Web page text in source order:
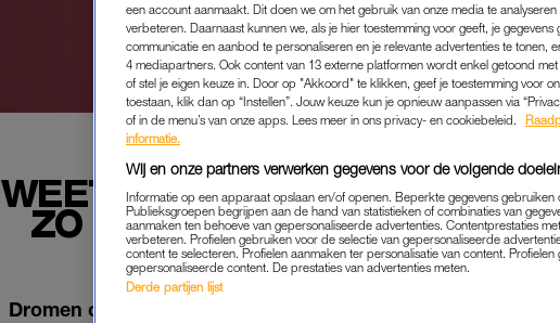
WEET JIJ HOEVEEL
ZO CHECK JE DAT (EN DAT
DAN JE
Dromen over je pensioen: grote kans dat je dat af en toe
een account aanmaakt. Dit doen we om het gebruik van onze media te
verbeteren. Daarnaast kunnen we, als je hier toestemming voor geeft, je gegevens
communicatie en aanbod te personaliseren en je relevante advertenties te tonen,
4 mediapartners. Ook content van 13 externe platformen wordt enkel getoond
of stel je eigen keuze in. Door op "Akkoord" te klikken, geef je toestemming voor
toestaan, klik dan op “Instellen”. Jouw keuze kun je opnieuw aanpassen via
of in de menu’s van onze apps. Lees meer in ons privacy- en cookiebeleid.
informatie.
Wij en onze partners verwerken gegevens voor de volgende
Informatie op een apparaat opslaan en/of openen. Beperkte gegevens gebruiken
Publieksgroepen begrijpen aan de hand van statistieken of combinaties van
aanmaken ten behoeve van gepersonaliseerde advertenties. Contentprestaties
verbeteren. Profielen gebruiken voor de selectie van gepersonaliseerde
content te selecteren. Profielen aanmaken ter personalisatie van content.
gepersonaliseerde content. De prestaties van advertenties meten.
Derde partijen lijst